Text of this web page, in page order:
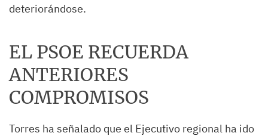
deteriorándose.
EL PSOE RECUERDA
ANTERIORES
COMPROMISOS
Torres ha señalado que el Ejecutivo regional ha ido